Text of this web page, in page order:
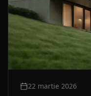
22 martie 2026